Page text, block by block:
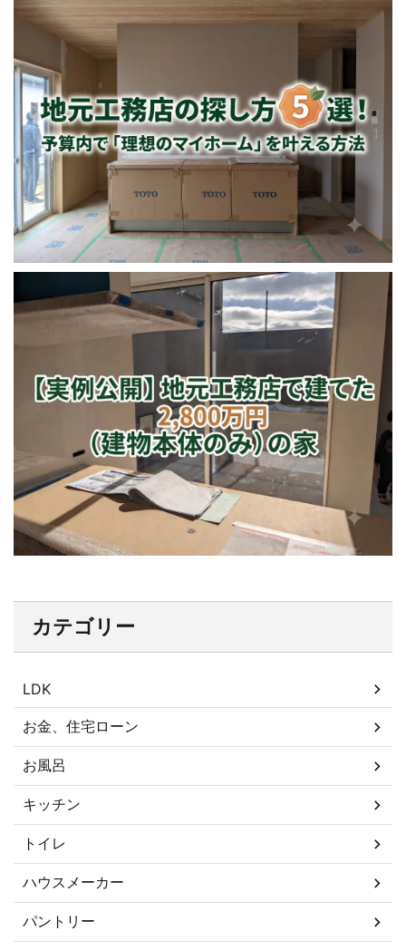
カテゴリー
LDK
お金、住宅ローン
お風呂
キッチン
トイレ
ハウスメーカー
パントリー